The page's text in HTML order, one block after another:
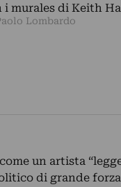
i murales di Keith
Lombardo
un artista
di grande